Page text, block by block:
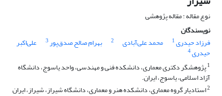
نوع مقاله : مقاله پژوهشی
نویسندگان
فرزاد حیدری1 محمد علی‌آبادی 2 بهرام صالح صدق‌پور3 علی‌اکبر
حیدری4
1پژوهشگر دکتری معماری، دانشکده فنی و مهندسی، واحد یاسوج، دانشگاه
آزاد اسلامی، یاسوج، ایران.
2استادیار گروه معماری، دانشکده هنر و معماری، دانشگاه شیراز، شیراز، ایران